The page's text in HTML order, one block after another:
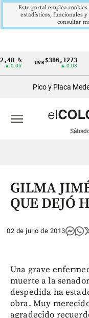
Cintillo
económicos
Colombia
%
0.05
UVR$386,1273
▲ 0.03
Pico y Placa
menu
GILMA
QUE DEJÓ
02 de julio de 2013
Una grave
muerte a la
despedida ha
obra. Muy
agradecido
Este portal emplea
estadísticos, funcionales
consultar